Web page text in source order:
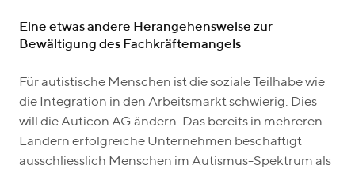
Eine etwas andere Herangehensweise zur
Bewältigung des Fachkräftemangels
Für autistische Menschen ist die soziale Teilhabe wie
die Integration in den Arbeitsmarkt schwierig. Dies
will die Auticon AG ändern. Das bereits in mehreren
Ländern erfolgreiche Unternehmen beschäftigt
ausschliesslich Menschen im Autismus-Spektrum als